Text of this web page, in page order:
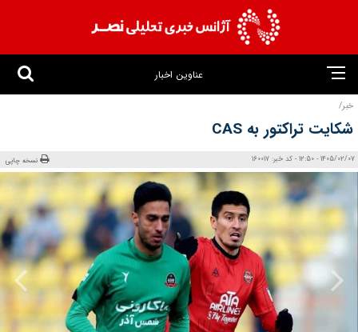
عناوین اخبار
خبر/
شکایت تراکتور به CAS
1405/02/07 - 12:50 - کد خبر: 160017 نسخه چاپی